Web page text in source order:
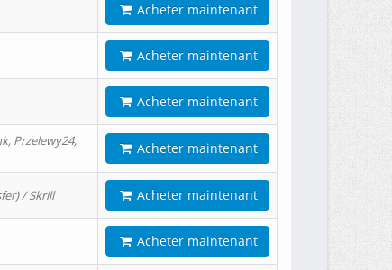
Acheter maintenant
Acheter maintenant
Acheter maintenant
Przelewy24,
Acheter maintenant
/ Skrill Acheter maintenant
Acheter maintenant